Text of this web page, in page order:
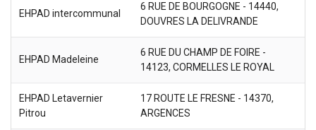
EHPAD intercommunal
6 RUE DE BOURGOGNE - 14440,
DOUVRES LA DELIVRANDE
EHPAD Madeleine
6 RUE DU CHAMP DE FOIRE -
14123, CORMELLES LE ROYAL
EHPAD Letavernier
Pitrou
17 ROUTE LE FRESNE - 14370,
ARGENCES